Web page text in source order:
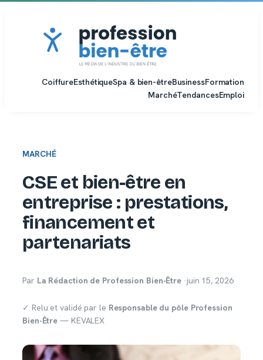
CoiffureEsthétiqueSpa & bien-êtreBusinessFormation
MarchéTendancesEmploi
MARCHÉ
CSE et bien-être en
entreprise : prestations,
financement et
partenariats
Par La Rédaction de Profession Bien-Être ·juin 15, 2026
✓ Relu et validé par le Responsable du pôle Profession
Bien-Être — KEVALEX